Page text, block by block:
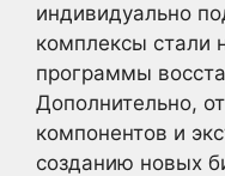
индивидуально
комплексы стали
программы
Дополнительно,
компонентов и
созданию новых